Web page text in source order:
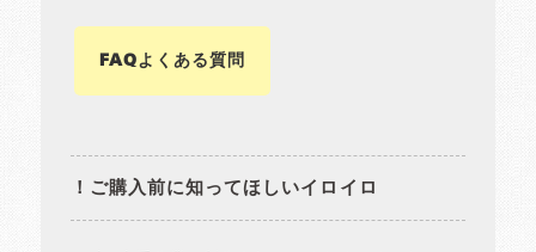
FAQよくある質問
！ご購入前に知ってほしいイロイロ